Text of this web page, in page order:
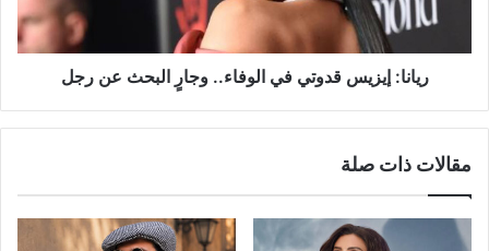
رجل
ريانا: إيزيس قدوتي في الوفاء.. وجارٍ البحث عن رجل
مقالات ذات صلة